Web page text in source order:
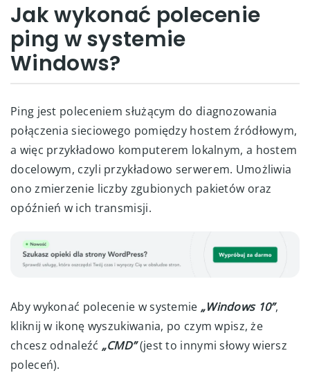
Jak wykonać polecenie
ping w systemie
Windows?
Ping jest poleceniem służącym do diagnozowania
połączenia sieciowego pomiędzy hostem źródłowym,
a więc przykładowo komputerem lokalnym, a hostem
docelowym, czyli przykładowo serwerem. Umożliwia
ono zmierzenie liczby zgubionych pakietów oraz
opóźnień w ich transmisji.
Aby wykonać polecenie w systemie „Windows 10”,
kliknij w ikonę wyszukiwania, po czym wpisz, że
chcesz odnaleźć „CMD”(jest to innymi słowy wiersz
poleceń).